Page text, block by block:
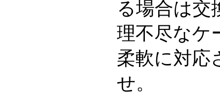
る場合は交
理不尽なケ
柔軟に対応
せ。